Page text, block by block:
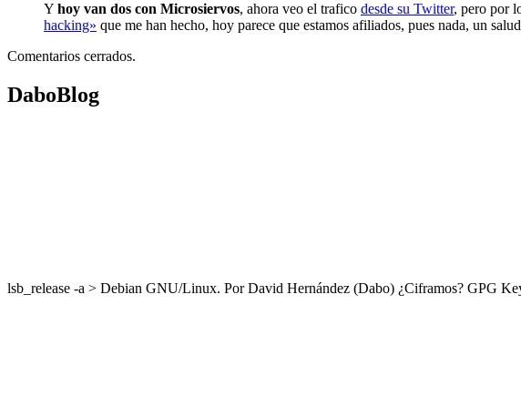
Y hoy van dos con Microsiervos, ahora veo el trafico desde su Twitter, pero por
hacking» que me han hecho, hoy parece que estamos afiliados, pues nada, un
Comentarios cerrados.
DaboBlog
lsb_release -a > Debian GNU/Linux. Por David Hernández (Dabo) ¿Ciframos? GPG